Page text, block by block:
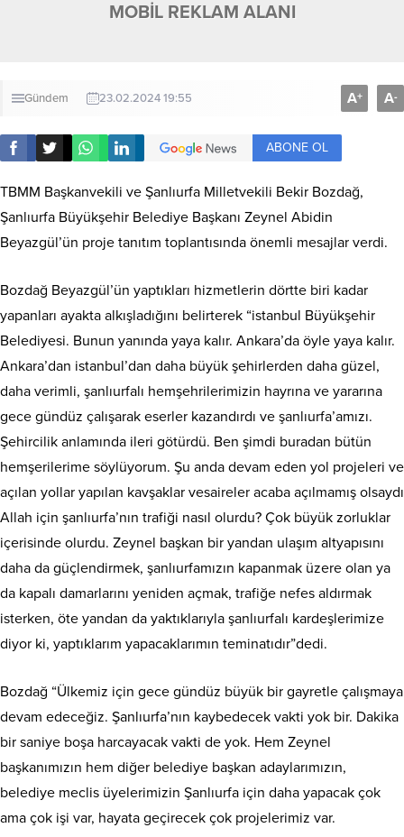
MOBİL REKLAM ALANI
Gündem 23.02.2024 19:55 A+ A-
ABONE OL
TBMM Başkanvekili ve Şanlıurfa Milletvekili Bekir Bozdağ,
Şanlıurfa Büyükşehir Belediye Başkanı Zeynel Abidin
Beyazgül’ün proje tanıtım toplantısında önemli mesajlar verdi.
Bozdağ Beyazgül’ün yaptıkları hizmetlerin dörtte biri kadar
yapanları ayakta alkışladığını belirterek “istanbul Büyükşehir
Belediyesi. Bunun yanında yaya kalır. Ankara’da öyle yaya kalır.
Ankara’dan istanbul’dan daha büyük şehirlerden daha güzel,
daha verimli, şanlıurfalı hemşehrilerimizin hayrına ve yararına
gece gündüz çalışarak eserler kazandırdı ve şanlıurfa’amızı.
Şehircilik anlamında ileri götürdü. Ben şimdi buradan bütün
hemşerilerime söylüyorum. Şu anda devam eden yol projeleri ve
açılan yollar yapılan kavşaklar vesaireler acaba açılmamış olsaydı
Allah için şanlıurfa’nın trafiği nasıl olurdu? Çok büyük zorluklar
içerisinde olurdu. Zeynel başkan bir yandan ulaşım altyapısını
daha da güçlendirmek, şanlıurfamızın kapanmak üzere olan ya
da kapalı damarlarını yeniden açmak, trafiğe nefes aldırmak
isterken, öte yandan da yaktıklarıyla şanlıurfalı kardeşlerimize
diyor ki, yaptıklarım yapacaklarımın teminatıdır”dedi.
Bozdağ “Ülkemiz için gece gündüz büyük bir gayretle çalışmaya
devam edeceğiz. Şanlıurfa’nın kaybedecek vakti yok bir. Dakika
bir saniye boşa harcayacak vakti de yok. Hem Zeynel
başkanımızın hem diğer belediye başkan adaylarımızın,
belediye meclis üyelerimizin Şanlıurfa için daha yapacak çok
ama çok işi var, hayata geçirecek çok projelerimiz var.